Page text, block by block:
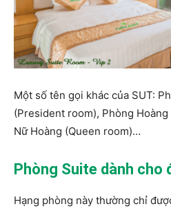
Một số tên gọi khác của SUT:
(President room), Phòng
Nữ Hoàng (Queen room)…
Phòng Suite dành cho
Hạng phòng này thường chỉ